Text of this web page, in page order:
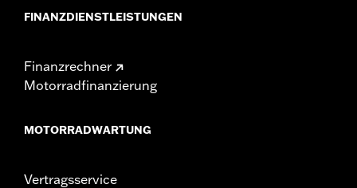
FINANZDIENSTLEISTUNGEN
Finanzrechner
Motorradfinanzierung
MOTORRADWARTUNG
Vertragsservice